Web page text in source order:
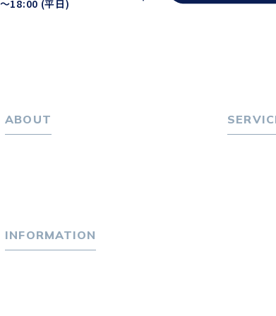
18:00 (平日)
ABOUT
INFORMATION